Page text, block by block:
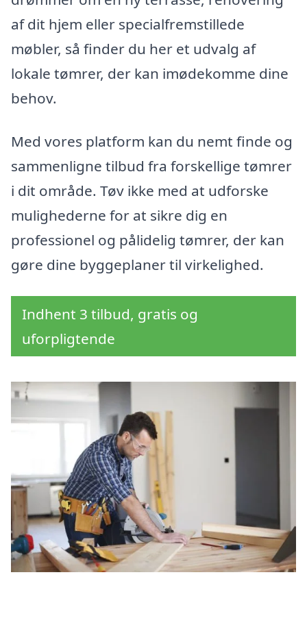
af dit hjem eller specialfremstillede
møbler, så finder du her et udvalg af
lokale tømrer, der kan imødekomme dine
behov.
Med vores platform kan du nemt finde og
sammenligne tilbud fra forskellige tømrer
i dit område. Tøv ikke med at udforske
mulighederne for at sikre dig en
professionel og pålidelig tømrer, der kan
gøre dine byggeplaner til virkelighed.
Indhent 3 tilbud, gratis og
uforpligtende